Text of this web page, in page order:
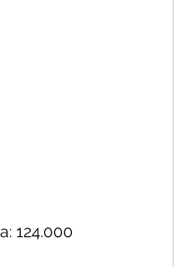
124.000